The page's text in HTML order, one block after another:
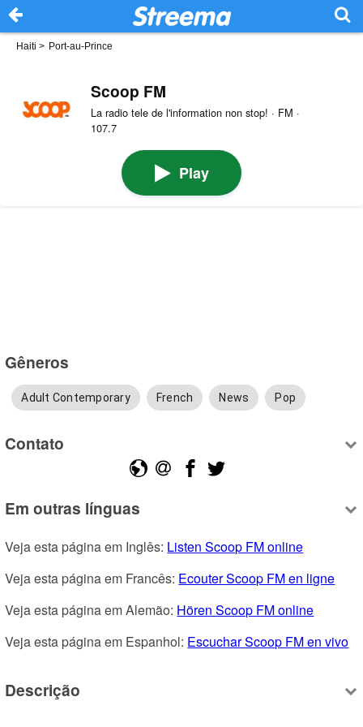
Haiti > Port-au-Prince
Scoop FM
La radio tele de l'information non stop! · FM ·
107.7
Play
Gêneros
Adult Contemporary French News Pop
Contato
Em outras línguas
Veja esta página em Inglês: Listen Scoop FM online
Veja esta página em Francês: Ecouter Scoop FM en ligne
Veja esta página em Alemão: Hören Scoop FM online
Veja esta página em Espanhol: Escuchar Scoop FM en vivo
Descrição